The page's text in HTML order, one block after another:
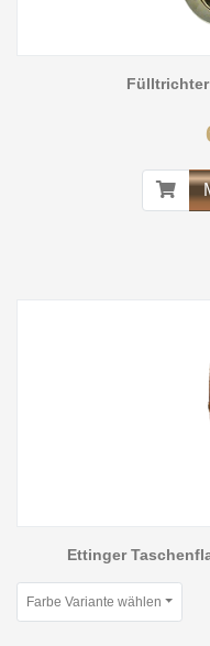
Ettinger
Farbe Variante wählen